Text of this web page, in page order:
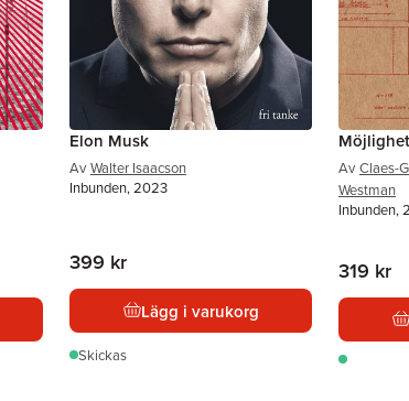
Elon Musk
Av Walter Isaacson
Inbunden, 2023
399 kr
Lägg i varukorg
Skickas
Av Claes-
Westman
Inbunden,
319 kr